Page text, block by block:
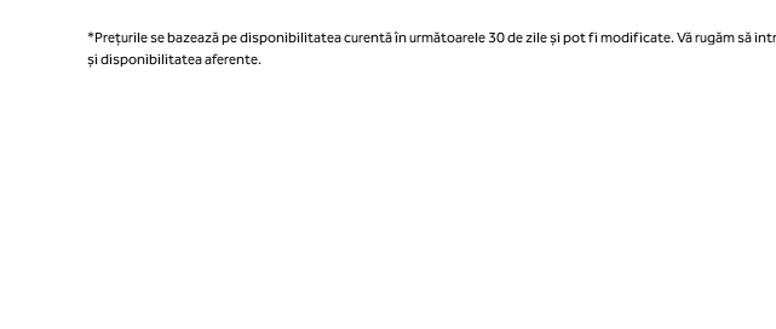
*Prețurile se bazează pe disponibilitatea curentă în următoarele 30 de zile și pot fi modificate. Vă rugăm să
și disponibilitatea aferente.